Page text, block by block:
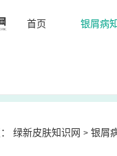
首页 银屑病
绿新皮肤知识网 > 银屑